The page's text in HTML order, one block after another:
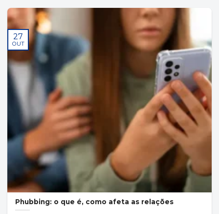
Phubbing: o que é, como afeta as relações
27
OUT